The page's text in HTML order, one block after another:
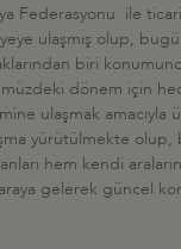
Federasyonu ile
ulaşmış olup,
biri
dönem için
ulaşmak
yürütülmekte olup,
hem kendi
gelerek güncel